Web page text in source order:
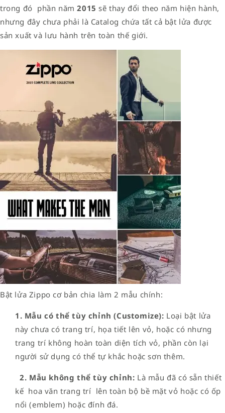
trong đó phần năm2015 sẽ thay đổi theo năm hiện hành,
nhưng đây chưa phải là Catalog chứa tất cả bật lửa được
sản xuất và lưu hành trên toàn thế giới.
Bật lửa Zippo cơ bản chia làm 2 mẫu chính:
1. Mẫu có thể tùy chỉnh (Customize): Loại bật lửa
này chưa có trang trí, họa tiết lên vỏ, hoặc có nhưng
trang trí không hoàn toàn diện tích vỏ, phần còn lại
người sử dụng có thể tự khắc hoặc sơn thêm.
2. Mẫu không thể tùy chỉnh: Là mẫu đã có sẵn thiết
kế hoa văn trang trí lên toàn bộ bề mặt vỏ hoặc có ốp
nổi (emblem) hoặc đính đá.